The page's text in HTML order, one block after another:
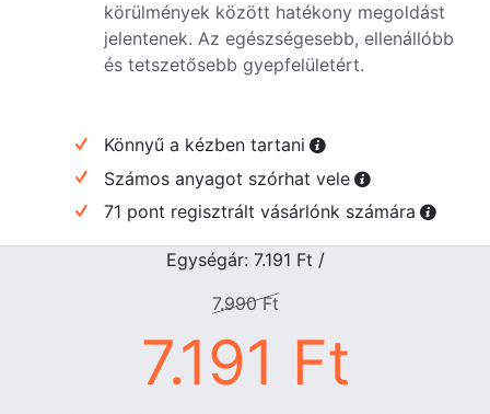
körülmények között hatékony megoldást
jelentenek. Az egészségesebb, ellenállóbb
és tetszetősebb gyepfelületért.
Könnyű a kézben tartani
Számos anyagot szórhat vele
71 pont regisztrált vásárlónk számára
Egységár: 7.191 Ft /
7.990Ft
7.191 Ft